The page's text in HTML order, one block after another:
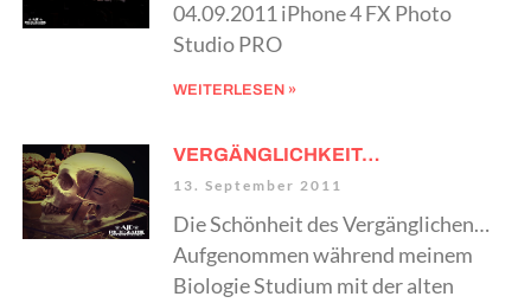
04.09.2011 iPhone 4 FX Photo
Studio PRO
WEITERLESEN »
VERGÄNGLICHKEIT…
13. September 2011
Die Schönheit des Vergänglichen…
Aufgenommen während meinem
Biologie Studium mit der alten